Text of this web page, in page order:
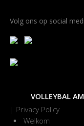
Volg ons op social
VOLLEYBAL
| Privacy Policy
Welkom